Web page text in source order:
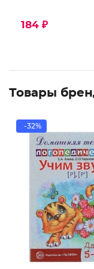
184 ₽
Товары
-32%